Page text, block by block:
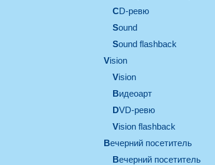
CD-ревю
sound
Sound flashback
vision
vision
видеоарт
DVD-ревю
Vision flashback
вечерний посетитель
вечерний посетитель